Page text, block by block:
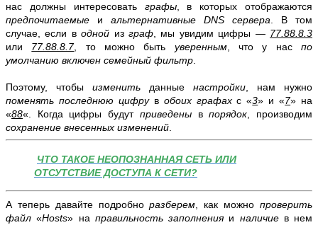
нас должны интересовать графы, в которых отображаются
предпочитаемые и альтернативные DNS сервера. В том
случае, если водной изграф, мы увидим цифры — 77.88.8.3
или 77.88.8.7, то можно быть уверенным, что у наспо
умолчанию включен семейный фильтр.
Поэтому, чтобы изменить данные настройки, нам нужно
поменять последнюю цифрув обоих графахс «3» и «7» на
«88«. Когда цифры будут приведены впорядок, производим
сохранение внесенных изменений.
ЧТО ТАКОЕ НЕОПОЗНАННАЯ СЕТЬ ИЛИ
ОТСУТСТВИЕ ДОСТУПА К СЕТИ?
А теперь давайте подробноразберем, как можнопроверить
файл «Hosts» на правильность заполнения и наличие в нем